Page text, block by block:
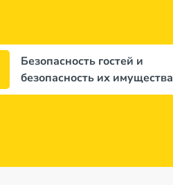
Безопасность гостей и
безопасность их имущества